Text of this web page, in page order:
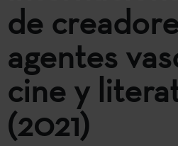
de
agentes
cine y
(2021)